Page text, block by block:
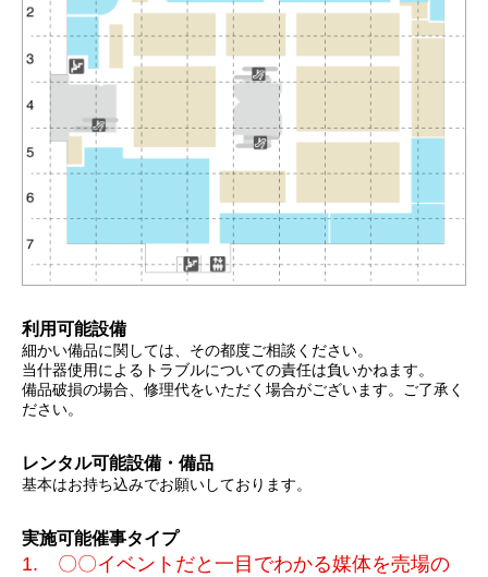
利用可能設備
細かい備品に関しては、その都度ご相談ください。
当什器使用によるトラブルについての責任は負いかねます。
備品破損の場合、修理代をいただく場合がございます。ご了承く
ださい。
レンタル可能設備・備品
基本はお持ち込みでお願いしております。
実施可能催事タイプ
1. 〇〇イベントだと一目でわかる媒体を売場の